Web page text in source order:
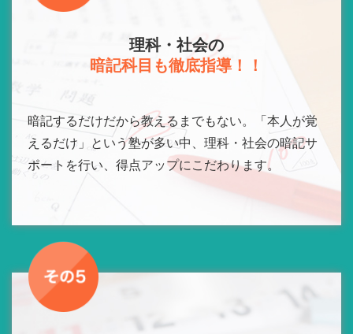
理科・社会の
暗記科目も徹底指導！！
暗記するだけだから教えるまでもない。「本人が覚
えるだけ」という塾が多い中、理科・社会の暗記サ
ポートを行い、得点アップにこだわります。